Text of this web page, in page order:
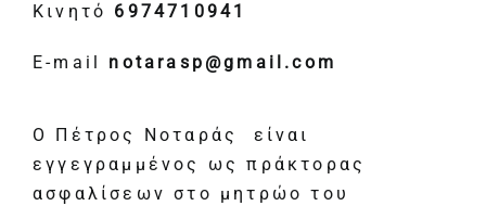
Κινητό 6974710941
E-mail notarasp@gmail.com
Ο Πέτρος Νοταράς είναι
εγγεγραμμένος ως πράκτορας
ασφαλίσεων στο μητρώο του